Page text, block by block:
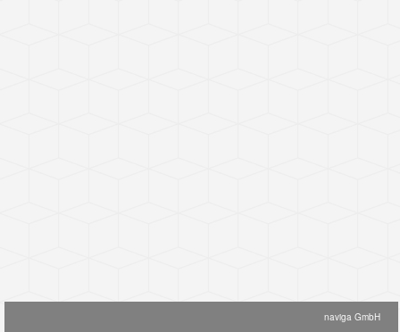
naviga GmbH